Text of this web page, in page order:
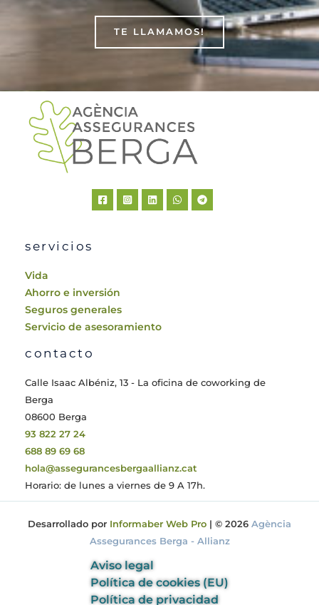
TE LLAMAMOS!
servicios
Vida
Ahorro e inversión
Seguros generales
Servicio de asesoramiento
contacto
Calle Isaac Albéniz, 13 - La oficina de coworking de
Berga
08600 Berga
93 822 27 24
688 89 69 68
hola@assegurancesbergaallianz.cat
Horario: de lunes a viernes de 9 A 17h.
Desarrollado por Informaber Web Pro | © 2026 Agència
Assegurances Berga - Allianz
Aviso legal
Política de cookies (EU)
Política de privacidad